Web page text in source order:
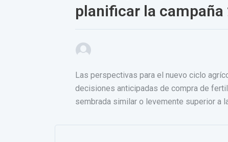
planificar la
Las perspectivas para el nuevo ciclo
decisiones anticipadas de compra de
sembrada similar o levemente superior a